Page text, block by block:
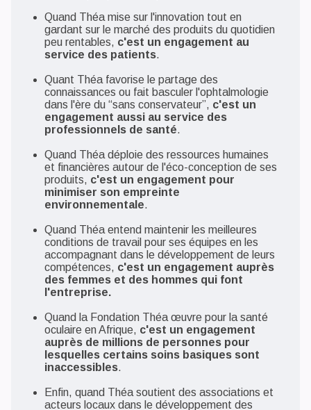
Quand Théa mise sur l'innovation tout en
gardant sur le marché des produits du quotidien
peu rentables, c'est un engagement au
service des patients.
Quant Théa favorise le partage des
connaissances ou fait basculer l'ophtalmologie
dans l'ère du “sans conservateur”, c'est un
engagement aussi au service des
professionnels de santé.
Quand Théa déploie des ressources humaines
et financières autour de l'éco-conception de ses
produits, c'est un engagement pour
minimiser son empreinte
environnementale.
Quand Théa entend maintenir les meilleures
conditions de travail pour ses équipes en les
accompagnant dans le développement de leurs
compétences, c'est un engagement auprès
des femmes et des hommes qui font
l'entreprise.
Quand la Fondation Théa œuvre pour la santé
oculaire en Afrique, c'est un engagement
auprès de millions de personnes pour
lesquelles certains soins basiques sont
inaccessibles.
Enfin, quand Théa soutient des associations et
acteurs locaux dans le développement des